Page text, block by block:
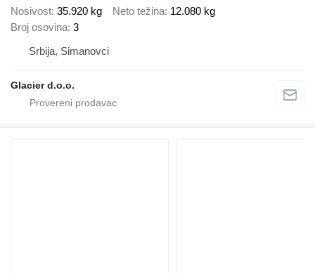
Nosivost 35.920 kg Neto težina 12.080 kg
Broj osovina 3
Srbija, Simanovci
Glacier d.o.o.